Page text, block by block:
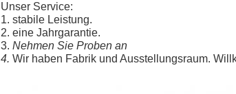
Unser Service:
1. stabile Leistung.
2. eine Jahrgarantie.
3. Nehmen Sie Proben an
4. Wir haben Fabrik und Ausstellungsraum.